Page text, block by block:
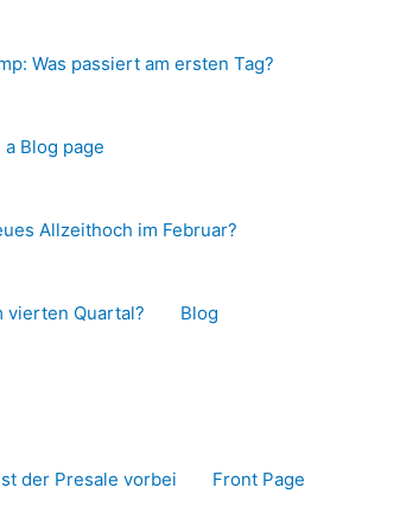
Was passiert am ersten Tag?
a Blog page
Allzeithoch im Februar?
vierten Quartal? Blog
der Presale vorbei Front Page